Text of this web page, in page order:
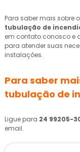
Para saber mais sobre
tubulação de
em contato conosco e
para atender suas
instalações.
Para saber
tubulação de
Ligue para 24 99205-
email.